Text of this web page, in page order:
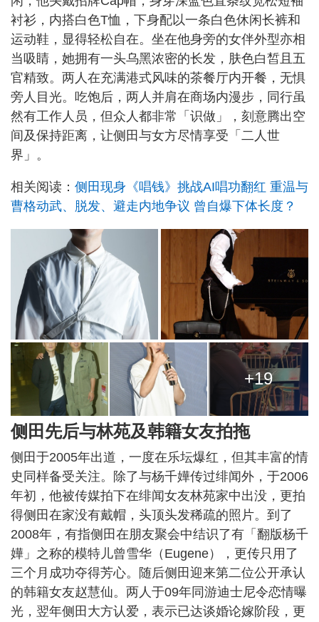
衬衫，内搭白色T恤，下身配以一条白色休闲长裤和
运动鞋，显得轻松自在。坐在他身旁的女伴外型亦相
当吸睛，她拥有一头乌黑浓密的长发，肤色白皙且五
官精致。两人在充满港式风味的茶餐厅内开餐，无惧
旁人目光。吃饱后，两人并肩在商场内漫步，同行虽
然有工作人员，但众人都非常「识做」，刻意腾出空
间及保持距离，让侧田与女方尽情享受「二人世
界」。
相关阅读： 侧田现身《唱钱》挑战AI唱功翻红 重温与
曹格动武、脱发、避走内地争议 曾自爆下体长度？
+19
侧田先后与林苑及韩籍女友拍拖
侧田于2005年出道，一度在乐坛爆红，但其丰富的情
史同样备受关注。除了与杨千嬅传过绯闻外，于2006
年初，他被传媒拍下在绯闻女友林苑家中出没，更拍
得侧田在家没有戴帽，头顶头发稀疏的照片。到了
2008年，有指侧田在朋友聚会中结识了有「翻版杨千
嬅」之称的模特儿曾雪华（Eugene），更传只用了
三个月成功夺得芳心。随后侧田迎来第二位公开承认
的韩籍女友赵慧仙。两人于09年同游迪士尼令恋情曝
光，翌年侧田大方认爱，表示已达谈婚论嫁阶段，更